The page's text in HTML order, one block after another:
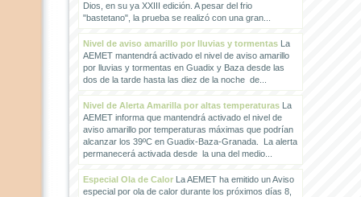
Dios, en su ya XXIII edición. A pesar del frio
"bastetano", la prueba se realizó con una gran...
Nivel de aviso amarillo por lluvias y tormentasLa
AEMET mantendrá activado el nivel de aviso amarillo
por lluvias y tormentas en Guadix y Baza desde las
dos de la tarde hasta las diez de la noche de...
Nivel de Alerta Amarilla por altas temperaturasLa
AEMET informa que mantendrá activado el nivel de
aviso amarillo por temperaturas máximas que podrían
alcanzar los 39ºC en Guadix-Baza-Granada. La alerta
permanecerá activada desde la una del medio...
Especial Ola de CalorLa AEMET ha emitido un Aviso
especial por ola de calor durante los próximos días 8,